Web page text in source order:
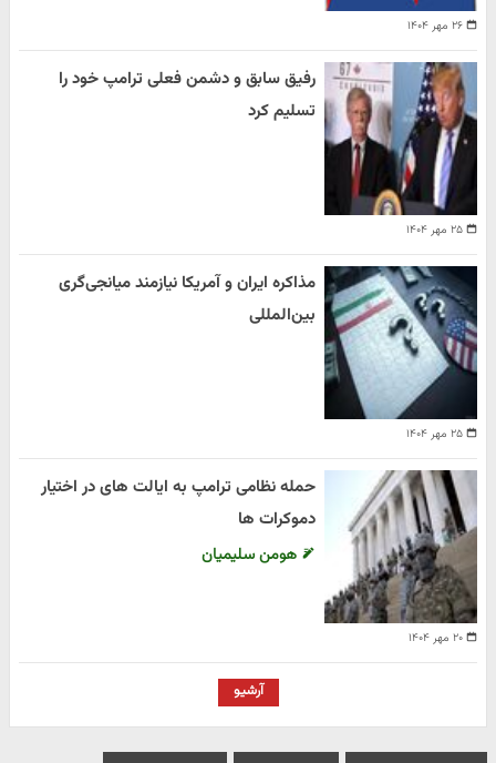
۲۶ مهر ۱۴۰۴
۲۵ مهر ۱۴۰۴
رفیق سابق و دشمن فعلی ترامپ خود را
تسلیم کرد
۲۵ مهر ۱۴۰۴
مذاکره ایران و آمریکا نیازمند میانجی‌گری
بین‌المللی
۲۰ مهر ۱۴۰۴
حمله نظامی ترامپ به ایالت های در اختیار
دموکرات ها
هومن سلیمیان
آرشیو